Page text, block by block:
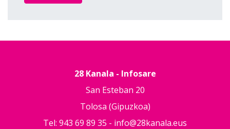
28 Kanala - Infosare
San Esteban 20
Tolosa (Gipuzkoa)
Tel: 943 69 89 35 - info@28kanala.eus